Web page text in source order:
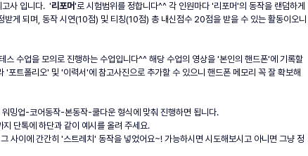
사 입니다.  '리포머'로 시험범위를 정합니다^^ 각 인원마다 '리포머'의 동작을 랜덤하게
받게 되며, 동작 시연(10점) 및 티칭(10점) 총 내신점수 20점을 받을 수 있는 활동이오니
스 수업을 모의로 진행하는 수업입니다^^ 해당 수업의 영상을 '본인의 핸드폰'에 기록할
'포트폴리오' 및 '이력서'에 참고사진으로 추가할 수 있으니 핸드폰 메모리 꼭 잘 확보해
밍업-코어동작-본동작-쿨다운 형식에 맞춰 진행하면 됩니다.
지 단톡에 하단과 같이 예시를 올려 주세요.
사이에 간간히 '스트레치' 동작을 넣었어요~! 가능하시면 시도해보시고 아니면 그냥 정